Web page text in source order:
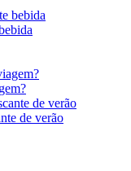
de verão